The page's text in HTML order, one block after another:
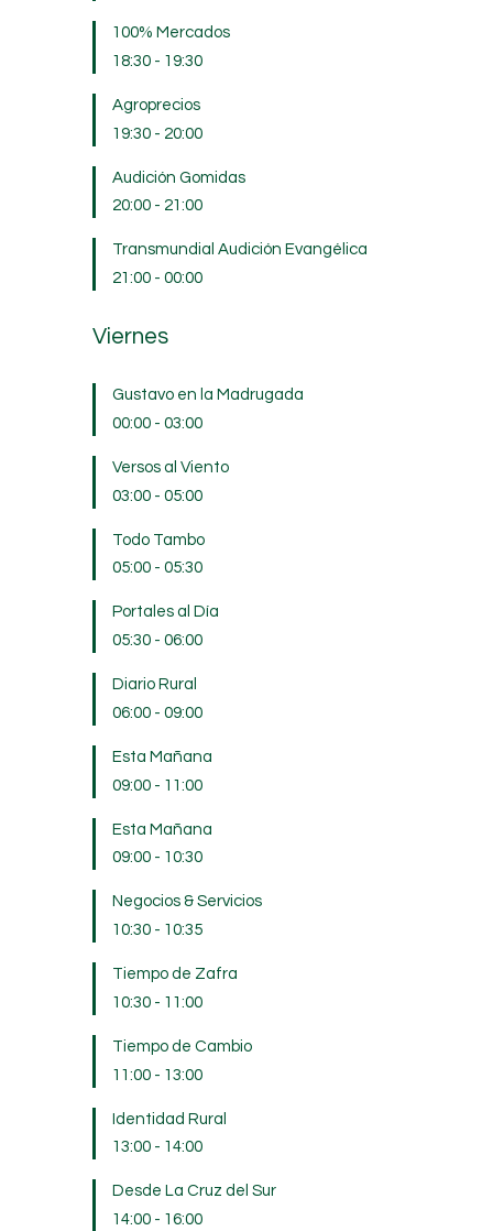
100% Mercados
18:30 - 19:30
Agroprecios
19:30 - 20:00
Audición Gomidas
20:00 - 21:00
Transmundial Audición Evangélica
21:00 - 00:00
Viernes
Gustavo en la Madrugada
00:00 - 03:00
Versos al Viento
03:00 - 05:00
Todo Tambo
05:00 - 05:30
Portales al Día
05:30 - 06:00
Diario Rural
06:00 - 09:00
Esta Mañana
09:00 - 11:00
Esta Mañana
09:00 - 10:30
Negocios & Servicios
10:30 - 10:35
Tiempo de Zafra
10:30 - 11:00
Tiempo de Cambio
11:00 - 13:00
Identidad Rural
13:00 - 14:00
Desde La Cruz del Sur
14:00 - 16:00